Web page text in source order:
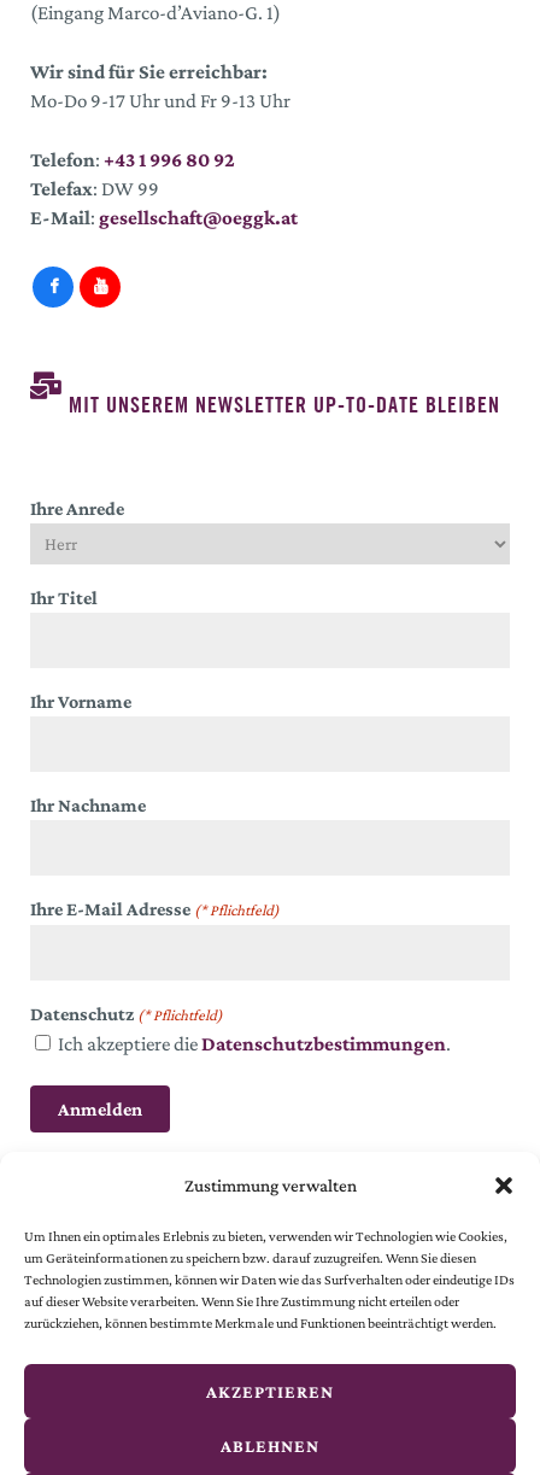
Zustimmung verwalten
Um Ihnen ein optimales Erlebnis zu bieten, verwenden wir Technologien wie Cookies,
um Geräteinformationen zu speichern bzw. darauf zuzugreifen. Wenn Sie diesen
Technologien zustimmen, können wir Daten wie das Surfverhalten oder eindeutige IDs
auf dieser Website verarbeiten. Wenn Sie Ihre Zustimmung nicht erteilen oder
zurückziehen, können bestimmte Merkmale und Funktionen beeinträchtigt werden.
AKZEPTIEREN
ABLEHNEN
(Eingang Marco-d’Aviano-G. 1)
Wir sind für Sie erreichbar:
Mo-Do 9-17 Uhr und Fr 9-13 Uhr
Telefon: +43 1 996 80 92
Telefax: DW 99
E-Mail: gesellschaft@oeggk.at
MIT UNSEREM NEWSLETTER UP-TO-DATE BLEIBEN
Ihre Anrede
Ihr Titel
Ihr Vorname
Ihr Nachname
Ihre E-Mail Adresse (* Pflichtfeld)
Datenschutz (* Pflichtfeld)
Ich akzeptiere dieDatenschutzbestimmungen.
© 2024 Österreichische Gesellschaft vom Goldenen Kreuze.
Alle Rechte vorbehalten.